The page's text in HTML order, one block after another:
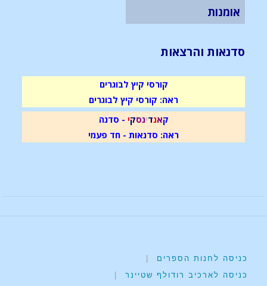
אומנות
סדנאות והרצאות
קורסי קיץ לבוגרים
ראה: קורסי קיץ לבוגרים
קאנדינסקי - סדנה
ראה: סדנאות - חד פעמי
כניסה לחנות הספרים
|
כניסה לארכיב רודולף שטיינר
|